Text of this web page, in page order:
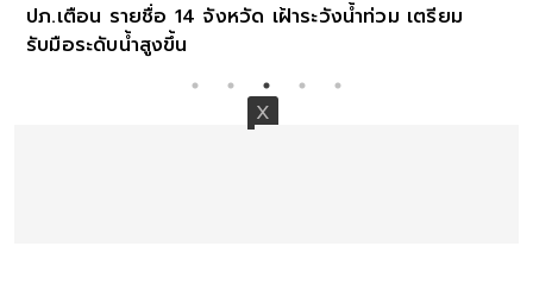
ปภ.เตือน รายชื่อ 14 จังหวัด เฝ้าระวังน้ำท่วม เตรียม
รับมือระดับน้ำสูงขึ้น